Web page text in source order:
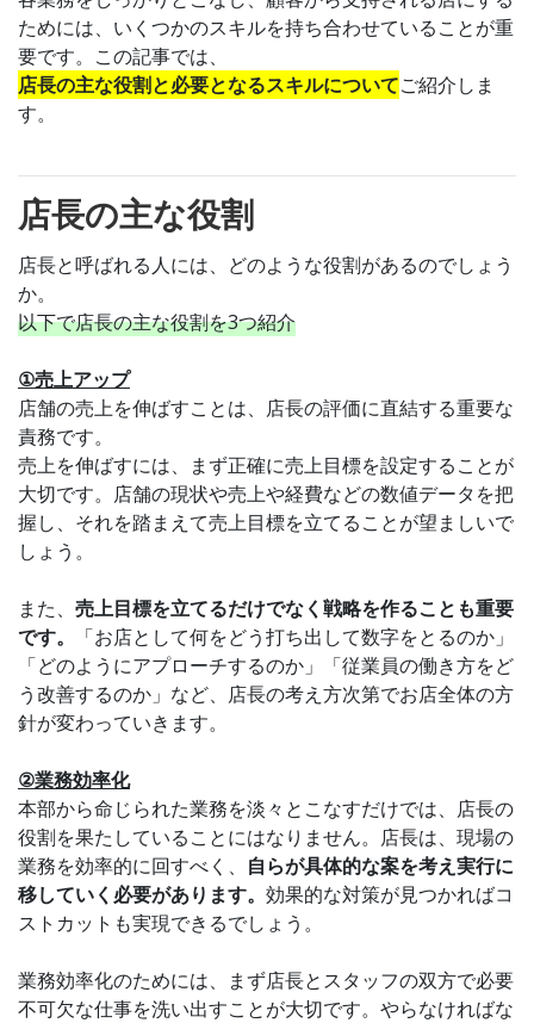
ためには、いくつかのスキルを持ち合わせていることが重
要です。この記事では、
店長の主な役割と必要となるスキルについてご紹介しま
す。
店長の主な役割
店長と呼ばれる人には、どのような役割があるのでしょう
か。
以下で店長の主な役割を3つ紹介
①売上アップ
店舗の売上を伸ばすことは、店長の評価に直結する重要な
責務です。
売上を伸ばすには、まず正確に売上目標を設定することが
大切です。店舗の現状や売上や経費などの数値データを把
握し、それを踏まえて売上目標を立てることが望ましいで
しょう。
また、 売上目標を立てるだけでなく戦略を作ることも重要
です。
「お店として何をどう打ち出して数字をとるのか」
「どのようにアプローチするのか」「従業員の働き方をど
う改善するのか」など、店長の考え方次第でお店全体の方
針が変わっていきます。
②業務効率化
本部から命じられた業務を淡々とこなすだけでは、店長の
役割を果たしていることにはなりません。店長は、現場の
業務を効率的に回すべく、 自らが具体的な案を考え実行に
移していく必要があります。 効果的な対策が見つかればコ
ストカットも実現できるでしょう。
業務効率化のためには、まず店長とスタッフの双方で必要
不可欠な仕事を洗い出すことが大切です。やらなければな